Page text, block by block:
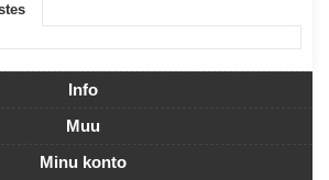
Info
Muu
Minu konto